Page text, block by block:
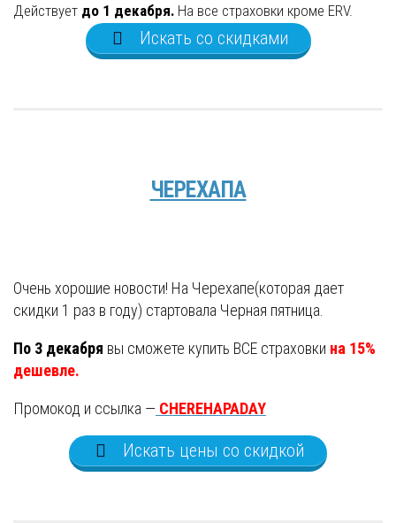
Действует до 1 декабря. На все страховки кроме ERV.
Искать со скидками
ЧЕРЕХАПА
Очень хорошие новости! На Черехапе(которая дает
скидки 1 раз в году) стартовала Черная пятница.
По 3 декабря вы сможете купить ВСЕ страховки на 15%
дешевле.
Промокод и ссылка — CHEREHAPADAY
Искать цены со скидкой